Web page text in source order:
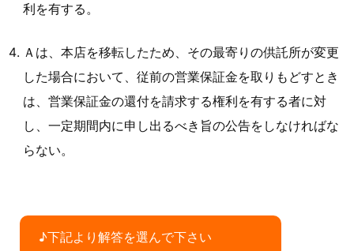
利を有する。
Ａは、本店を移転したため、その最寄りの供託所が変更
した場合において、従前の営業保証金を取りもどすとき
は、営業保証金の還付を請求する権利を有する者に対
し、一定期間内に申し出るべき旨の公告をしなければな
らない。
♪下記より解答を選んで下さい